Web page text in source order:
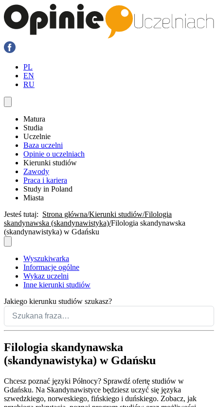
PL
EN
RU
Matura
Studia
Uczelnie
Baza uczelni
Opinie o uczelniach
Kierunki studiów
Zawody
Praca i kariera
Study in Poland
Miasta
Jesteś tutaj: Strona główna Kierunki studiów Filologia
skandynawska (skandynawistyka) Filologia skandynawska
(skandynawistyka) w Gdańsku
Wyszukiwarka
Informacje ogólne
Wykaz uczelni
Inne kierunki studiów
Jakiego kierunku studiów szukasz?
Filologia skandynawska
(skandynawistyka) w Gdańsku
Chcesz poznać języki Północy? Sprawdź ofertę studiów w
Gdańsku. Na Skandynawistyce będziesz uczyć się języka
szwedzkiego, norweskiego, fińskiego i duńskiego. Zobacz, jak